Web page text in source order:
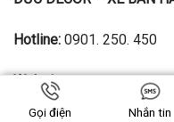
Hotline: 0901. 250. 450
Website:Ducdecor.com
Gọi điện Nhắn tin